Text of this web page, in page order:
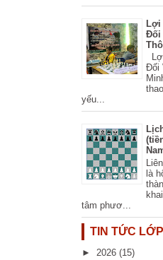
Lợi
Đối
Đối
yếu...
là
tâm phươ...
TIN TỨC
► 2026 (15)